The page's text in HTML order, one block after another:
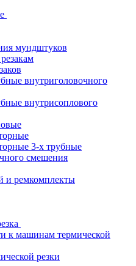
мундштуков
внутриголовочного
внутрисоплового
3-х трубные
смешения
и ремкомплекты
к машинам термической
резки